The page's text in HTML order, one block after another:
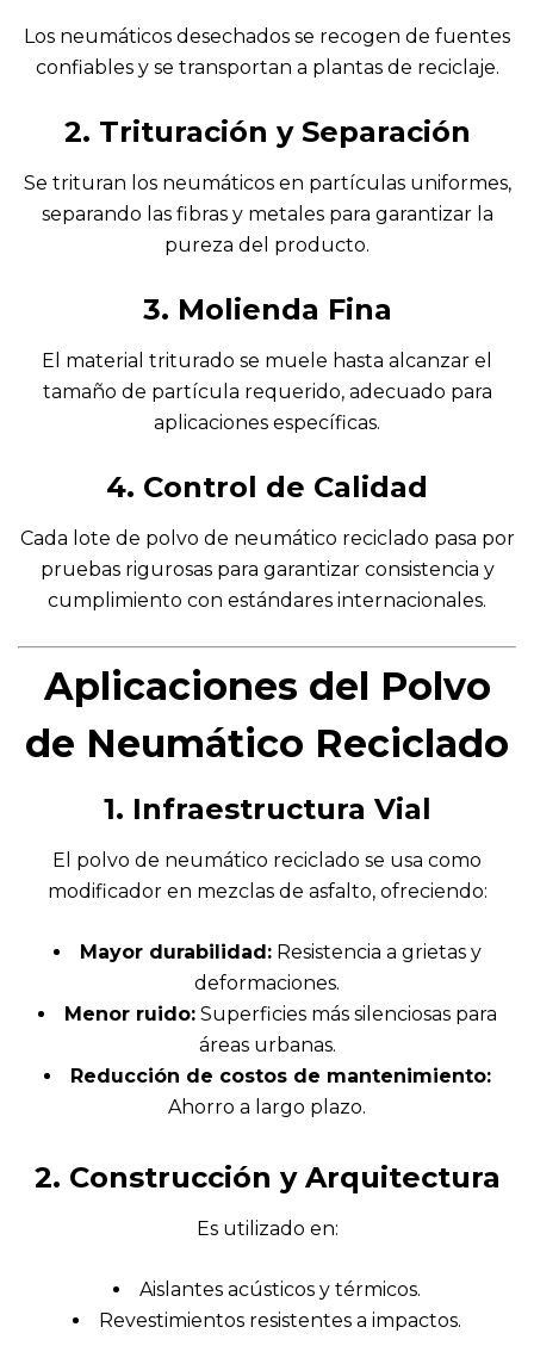
Los neumáticos desechados se recogen de fuentes
confiables y se transportan a plantas de reciclaje.
2. Trituración y Separación
Se trituran los neumáticos en partículas uniformes,
separando las fibras y metales para garantizar la
pureza del producto.
3. Molienda Fina
El material triturado se muele hasta alcanzar el
tamaño de partícula requerido, adecuado para
aplicaciones específicas.
4. Control de Calidad
Cada lote de polvo de neumático reciclado pasa por
pruebas rigurosas para garantizar consistencia y
cumplimiento con estándares internacionales.
Aplicaciones del Polvo
de Neumático Reciclado
1. Infraestructura Vial
El polvo de neumático reciclado se usa como
modificador en mezclas de asfalto, ofreciendo:
Mayor durabilidad:Resistencia a grietas y
deformaciones.
Menor ruido:Superficies más silenciosas para
áreas urbanas.
Reducción de costos de mantenimiento:
Ahorro a largo plazo.
2. Construcción y Arquitectura
Es utilizado en:
Aislantes acústicos y térmicos.
Revestimientos resistentes a impactos.